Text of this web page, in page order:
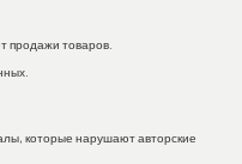
продажи товаров.
которые нарушают авторские